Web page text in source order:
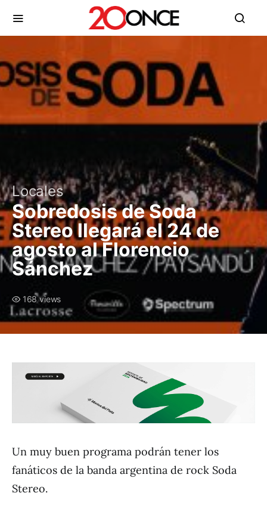
Locales
Sobredosis de Soda
Stereo llegará el 24 de
agosto al Florencio
Sánchez
168 views
Un muy buen programa podrán tener los
fanáticos de la banda argentina de rock Soda
Stereo.